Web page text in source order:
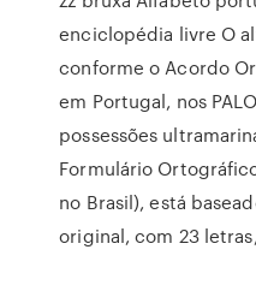
enciclopédia livre O
conforme o Acordo
em Portugal, nos
possessões
Formulário
no Brasil), está
original, com 23